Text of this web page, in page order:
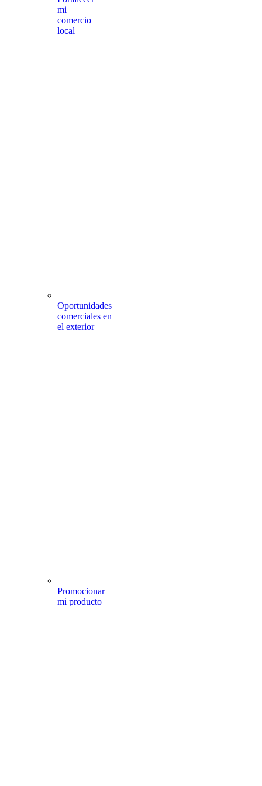
mi
comercio
local
Oportunidades
comerciales en
el exterior
Promocionar
mi producto